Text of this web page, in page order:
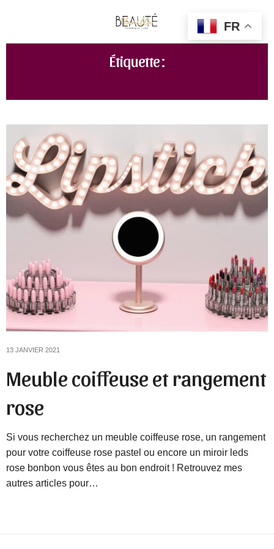
Étiquette :
13 JANVIER 2021
Meuble coiffeuse et rangement
rose
Si vous recherchez un meuble coiffeuse rose, un rangement
pour votre coiffeuse rose pastel ou encore un miroir leds
rose bonbon vous êtes au bon endroit ! Retrouvez mes
autres articles pour…
FR